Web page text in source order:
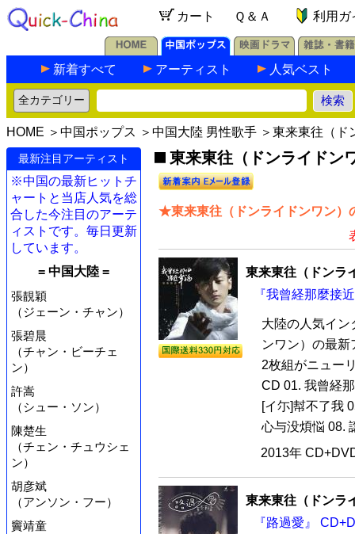
カート Ｑ＆Ａ 利用ガ
新着すべて アーティスト 人気ベスト
HOME ＞ 中国ポップス ＞ 中国大陸 男性歌手 ＞東来東往（ド
最新注目アーティスト
※中国の最新ヒットチ
ャートと当店人気を総
合した今注目のアーテ
ィストです。毎日更新
しています。
= 中国大陸 =
張靚穎
（ジェーン・チャン）
張碧晨
（チャン・ビーチェ
ン）
許嵩
（シュー・ソン）
陳楚生
（チェン・チュウシェ
ン）
胡彦斌
（アンソン・フー）
竇靖童
東来東往（ドンライドン
★東来東往（ドンライドンワン）
東来東往（ドンラ
『我曾経那麼接
大陸の人気イン
ンワン）の最
2枚組がニュー
CD 01. 我曾経
[イ尓]幇不了我
心与没煩悩 08.
2013年
東来東往（ドンラ
『路過愛』